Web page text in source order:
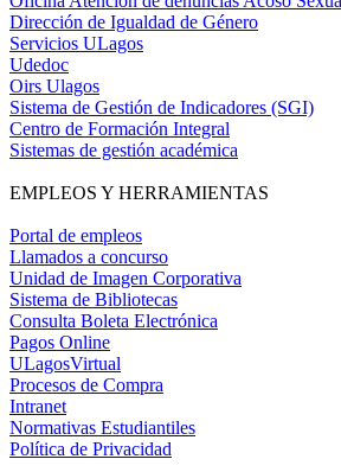
Dirección de Igualdad de Género
Servicios ULagos
Udedoc
Oirs Ulagos
Sistema de Gestión de Indicadores (SGI)
Centro de Formación Integral
Sistemas de gestión académica
EMPLEOS Y HERRAMIENTAS
Portal de empleos
Llamados a concurso
Unidad de Imagen Corporativa
Sistema de Bibliotecas
Consulta Boleta Electrónica
Pagos Online
ULagosVirtual
Procesos de Compra
Intranet
Normativas Estudiantiles
Política de Privacidad